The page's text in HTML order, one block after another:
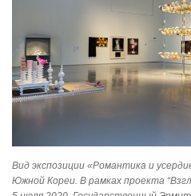
Вид экспозиции «Романтика и
Южной Кореи. В рамках проекта